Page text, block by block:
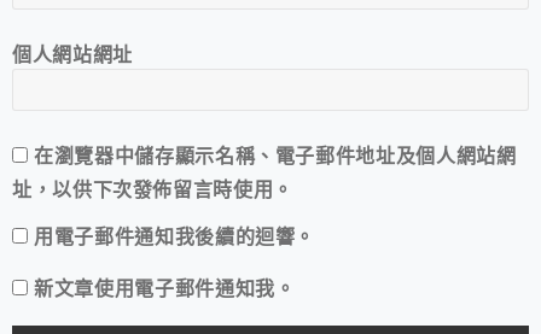
個人網站網址
在瀏覽器中儲存顯示名稱、電子郵件地址及個人網站網
址，以供下次發佈留言時使用。
用電子郵件通知我後續的迴響。
新文章使用電子郵件通知我。